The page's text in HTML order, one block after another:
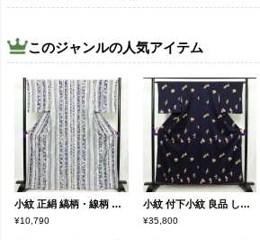
このジャンルの人気アイテム
小紋 正絹 縞柄・線柄 袷仕立て 身丈168cm 裄丈68cm 金彩 着物 青・紺
¥10,790
小紋 付下小紋 良品 しつけ糸付き 正絹 人物・動物柄 袷仕立て 身丈157cm 裄丈64cm 箔 金彩 着物 青・紺
¥35,800